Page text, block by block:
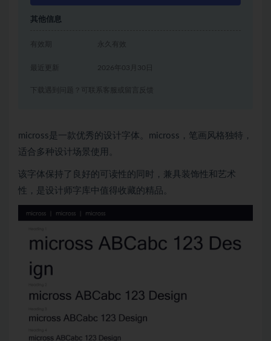
其他信息
有效期 永久有效
2026年03月30日
下载遇到问题？可联系客服或留言反馈
micross是一款优秀的设计字体。micross，笔画风格独特，
适合多种设计场景使用。
该字体保持了良好的可读性的同时，兼具装饰性和艺术
性，是设计师字库中值得收藏的精品。